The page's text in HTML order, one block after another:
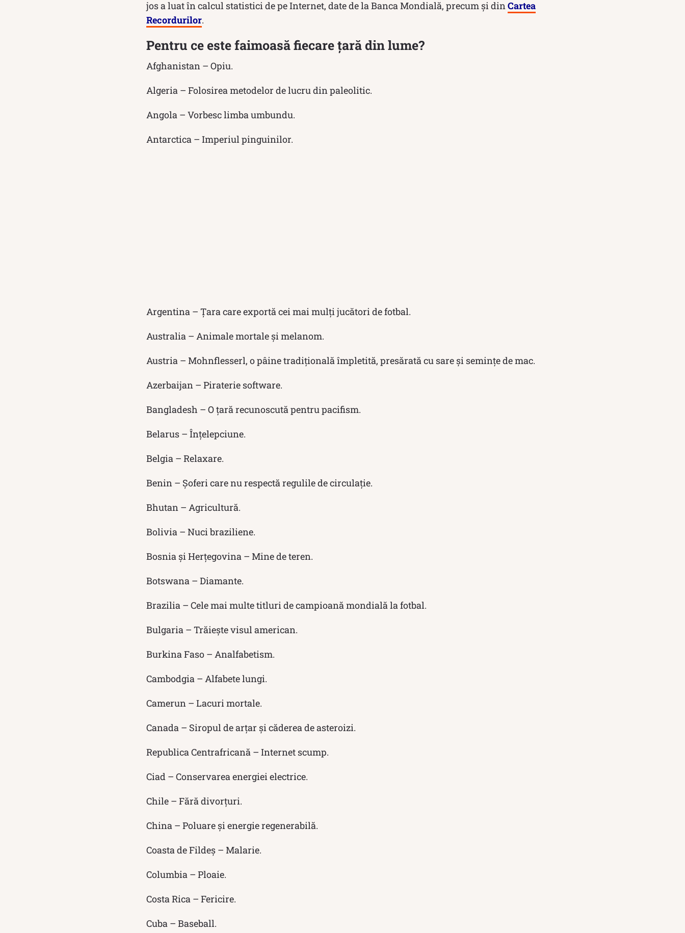
jos a luat în calcul statistici de pe Internet, date de la Banca Mondială, precum și dinCartea
Recordurilor.
Pentru ce este faimoasăfiecare țară din lume?
Afghanistan – Opiu.
Algeria – Folosirea metodelor de lucru din paleolitic.
Angola – Vorbesc limba umbundu.
Antarctica – Imperiul pinguinilor.
Argentina – Țara care exportă cei mai mulți jucători de fotbal.
Australia – Animale mortale și melanom.
Austria – Mohnflesserl, o pâine tradițională împletită, presărată cu sare și semințe de mac.
Azerbaijan – Piraterie software.
Bangladesh – O țară recunoscută pentru pacifism.
Belarus – Înțelepciune.
Belgia – Relaxare.
Benin – Șoferi care nu respectă regulile de circulație.
Bhutan – Agricultură.
Bolivia – Nuci braziliene.
Bosnia și Herțegovina – Mine de teren.
Botswana – Diamante.
Brazilia – Cele mai multe titluri de campioană mondială la fotbal.
Bulgaria – Trăiește visul american.
Burkina Faso – Analfabetism.
Cambodgia – Alfabete lungi.
Camerun – Lacuri mortale.
Canada – Siropul de arțar și căderea de asteroizi.
Republica Centrafricană – Internet scump.
Ciad – Conservarea energiei electrice.
Chile – Fără divorțuri.
China – Poluare și energie regenerabilă.
Coasta de Fildeş – Malarie.
Columbia – Ploaie.
Costa Rica – Fericire.
Cuba – Baseball.